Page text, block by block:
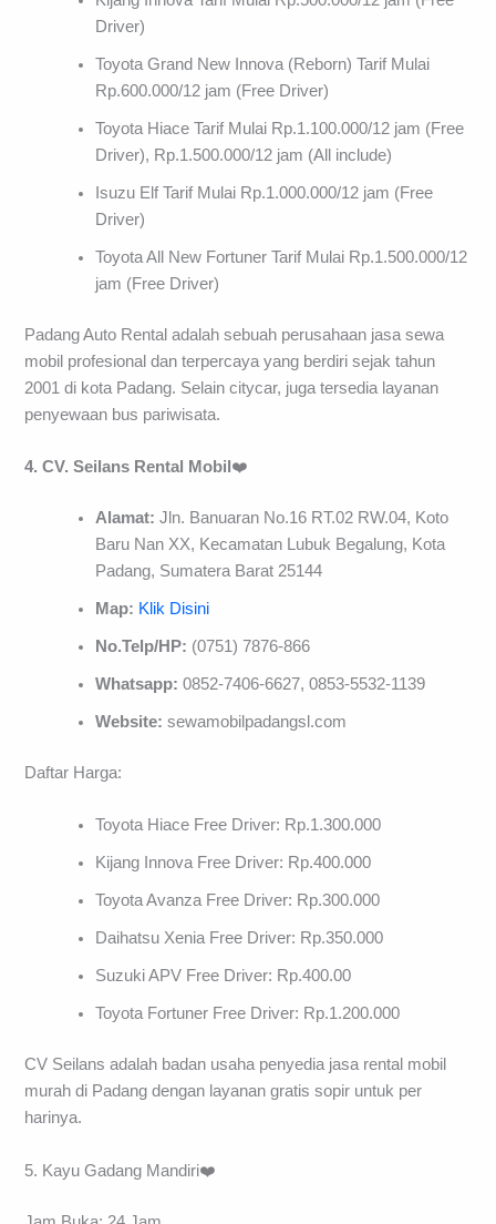
Driver)
Toyota Grand New Innova (Reborn) Tarif Mulai
Rp.600.000/12 jam (Free Driver)
Toyota Hiace Tarif Mulai Rp.1.100.000/12 jam (Free
Driver), Rp.1.500.000/12 jam (All include)
Isuzu Elf Tarif Mulai Rp.1.000.000/12 jam (Free
Driver)
Toyota All New Fortuner Tarif Mulai Rp.1.500.000/12
jam (Free Driver)
Padang Auto Rental adalah sebuah perusahaan jasa sewa
mobil profesional dan terpercaya yang berdiri sejak tahun
2001 di kota Padang. Selain citycar, juga tersedia layanan
penyewaan bus pariwisata.
4. CV. Seilans Rental Mobil ❤️
Alamat:Jln. Banuaran No.16 RT.02 RW.04, Koto
Baru Nan XX, Kecamatan Lubuk Begalung, Kota
Padang, Sumatera Barat 25144
Map: Klik Disini
No.Telp/HP: (0751) 7876-866
Whatsapp:0852-7406-6627, 0853-5532-1139
Website:sewamobilpadangsl.com
Daftar Harga:
Toyota Hiace Free Driver: Rp.1.300.000
Kijang Innova Free Driver: Rp.400.000
Toyota Avanza Free Driver: Rp.300.000
Daihatsu Xenia Free Driver: Rp.350.000
Suzuki APV Free Driver: Rp.400.00
Toyota Fortuner Free Driver: Rp.1.200.000
CV Seilans adalah badan usaha penyedia jasa rental mobil
murah di Padang dengan layanan gratis sopir untuk per
harinya.
5. Kayu Gadang Mandiri❤️